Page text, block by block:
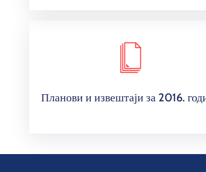
Планови и извештаји за 2016.